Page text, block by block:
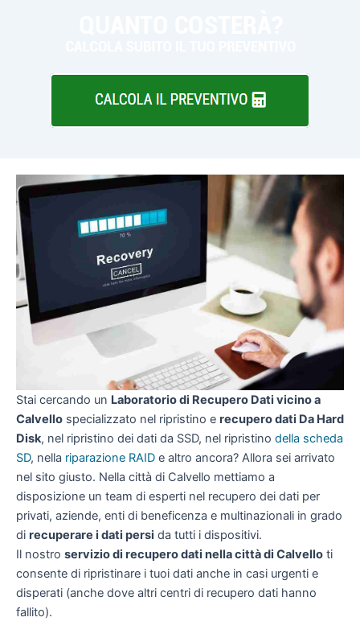
Stai cercando un Laboratorio di Recupero Dati vicino a
Calvello specializzato nel ripristino e recupero dati Da Hard
Disk, nel ripristino dei dati da SSD, nel ripristino della scheda
SD, nella riparazione RAID e altro ancora? Allora sei arrivato
nel sito giusto. Nella città di Calvello mettiamo a
disposizione un team di esperti nel recupero dei dati per
privati, aziende, enti di beneficenza e multinazionali in grado
di recuperare i dati persi da tutti i dispositivi.
Il nostro servizio di recupero dati nella città di Calvello ti
consente di ripristinare i tuoi dati anche in casi urgenti e
disperati (anche dove altri centri di recupero dati hanno
fallito).